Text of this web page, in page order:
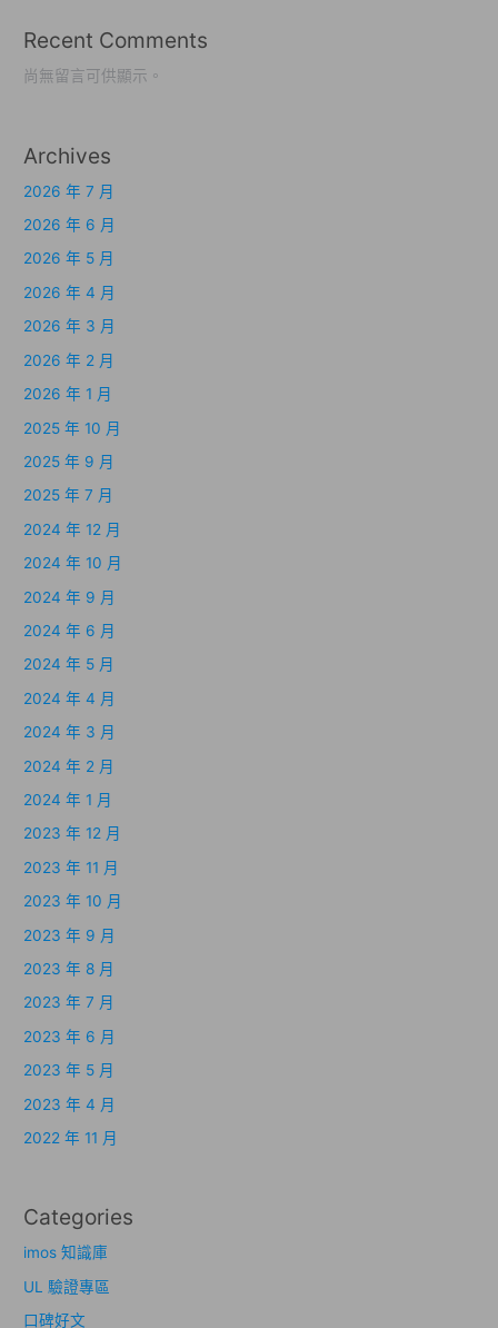
Recent Comments
尚無留言可供顯示。
Archives
2026 年 7 月
2026 年 6 月
2026 年 5 月
2026 年 4 月
2026 年 3 月
2026 年 2 月
2026 年 1 月
2025 年 10 月
2025 年 9 月
2025 年 7 月
2024 年 12 月
2024 年 10 月
2024 年 9 月
2024 年 6 月
2024 年 5 月
2024 年 4 月
2024 年 3 月
2024 年 2 月
2024 年 1 月
2023 年 12 月
2023 年 11 月
2023 年 10 月
2023 年 9 月
2023 年 8 月
2023 年 7 月
2023 年 6 月
2023 年 5 月
2023 年 4 月
2022 年 11 月
Categories
imos 知識庫
UL 驗證專區
口碑好文